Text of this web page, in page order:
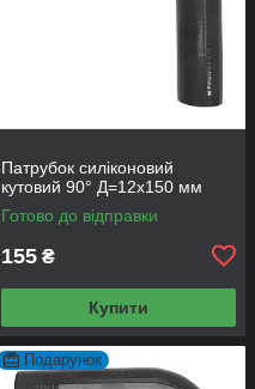
Патрубок силіконовий
кутовий 90° Д=12х150 мм
Готово до відправки
155 ₴
Купити
Подарунок